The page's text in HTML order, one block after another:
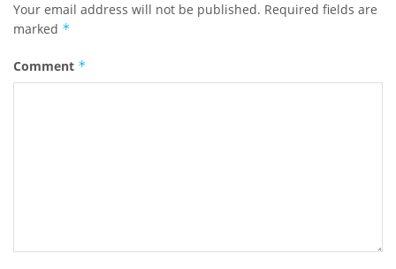
Your email address will not be published. Required fields are
marked *
Comment *